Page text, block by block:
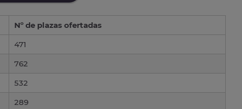
Nº de plazas ofertadas
471
762
532
289